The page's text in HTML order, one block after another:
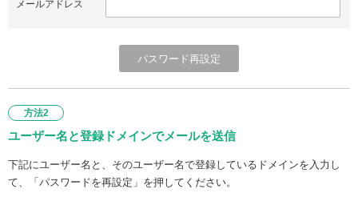
メールアドレス
方法2
ユーザー名と登録ドメインでメールを送信
下記にユーザー名と、そのユーザー名で登録しているドメインを入力し
て、「パスワードを再設定」を押してください。